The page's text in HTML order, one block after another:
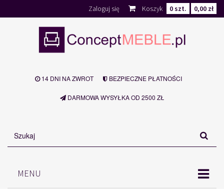
Koszyk 0szt. 0,00 zł
Zaloguj się
14 DNI NA ZWROT BEZPIECZNE PŁATNOŚCI
DARMOWA WYSYŁKA OD 2500 ZŁ
MENU